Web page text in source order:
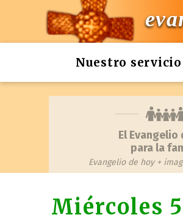
Nuestro servicio
El Evangelio
para la
Evangelio de hoy +
Miércoles